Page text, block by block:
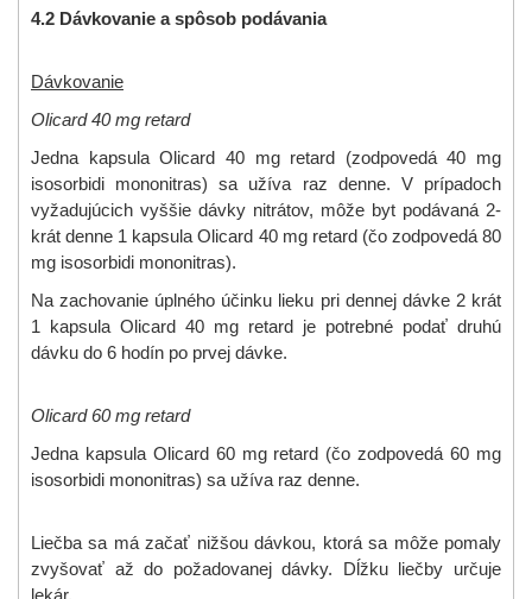
4.2 Dávkovanie a spôsob podávania
Dávkovanie
Olicard 40 mg retard
Jedna kapsula Olicard 40 mg retard (zodpovedá 40 mg
isosorbidi mononitras) sa užíva raz denne. V prípadoch
vyžadujúcich vyššie dávky nitrátov, môže byt podávaná 2-
krát denne 1 kapsula Olicard 40 mg retard (čo zodpovedá 80
mg isosorbidi mononitras).
Na zachovanie úplného účinku lieku pri dennej dávke 2 krát
1 kapsula Olicard 40 mg retard je potrebné podať druhú
dávku do 6 hodín po prvej dávke.
Olicard 60 mg retard
Jedna kapsula Olicard 60 mg retard (čo zodpovedá 60 mg
isosorbidi mononitras) sa užíva raz denne.
Liečba sa má začať nižšou dávkou, ktorá sa môže pomaly
zvyšovať až do požadovanej dávky. Dĺžku liečby určuje